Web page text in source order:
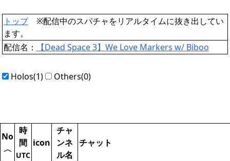
トップ※配信中のスパチャをリアルタイムに抜き出してい
ます。
配信名：
【Dead Space 3】We Love Markers w/ Biboo
Holos(1) Others(0)
No
〈
時
間
UTC
icon
チャ
ンネ
ル名
チャット